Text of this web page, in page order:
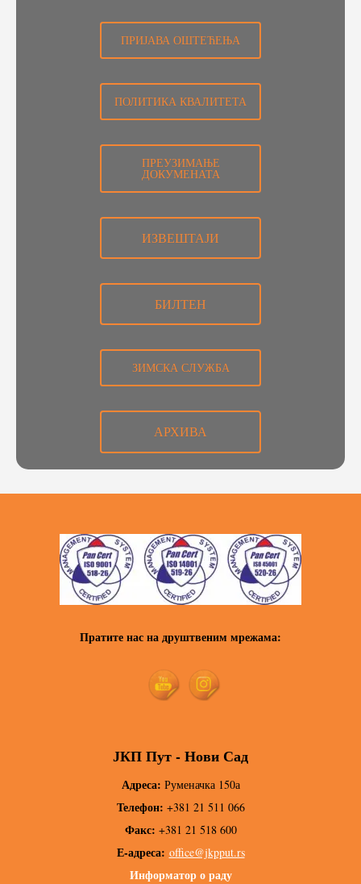
ПРИЈАВА ОШТЕЋЕЊА
ПОЛИТИКА КВАЛИТЕТА
ПРЕУЗИМАЊЕ
ДОКУМЕНАТА
ИЗВЕШТАЈИ
БИЛТЕН
ЗИМСКА СЛУЖБА
АРХИВА
Пратите нас на друштвеним мрежама:
ЈКП Пут - Нови Сад
Адреса: Руменачка 150а
Телефон: +381 21 511 066
Факс: +381 21 518 600
Е-адреса: office@jkpput.rs
Информатор о раду